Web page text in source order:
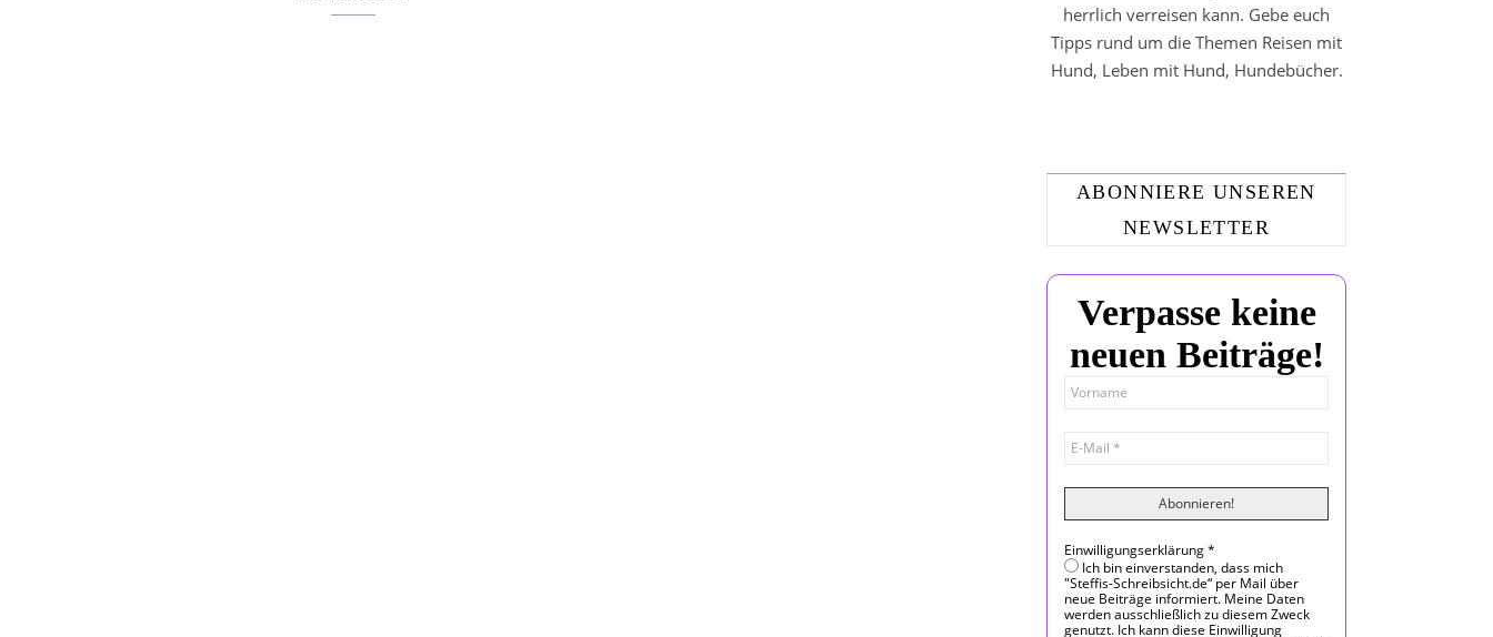
herrlich verreisen kann. Gebe euch
Tipps rund um die Themen Reisen mit
Hund, Leben mit Hund, Hundebücher.
ABONNIERE UNSEREN
NEWSLETTER
Verpasse keine
neuen Beiträge!
Einwilligungserklärung*
Ich bin einverstanden, dass mich
"Steffis-Schreibsicht.de“ per Mail über
neue Beiträge informiert. Meine Daten
werden ausschließlich zu diesem Zweck
genutzt. Ich kann diese Einwilligung